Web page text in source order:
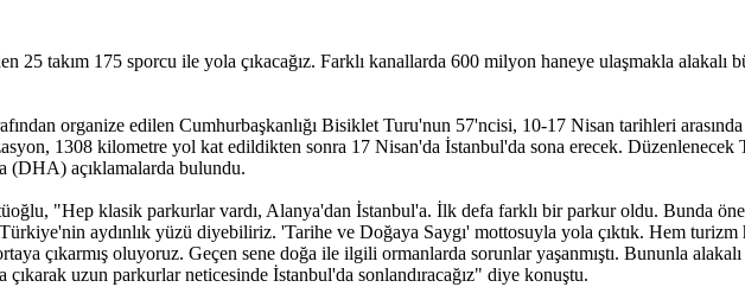
takım 175 sporcu ile yola çıkacağız. Farklı kanallarda 600 milyon haneye ulaşmakla alakalı
organize edilen Cumhurbaşkanlığı Bisiklet Turu'nun 57'ncisi, 10-17 Nisan tarihleri
1308 kilometre yol kat edildikten sonra 17 Nisan'da İstanbul'da sona erecek.
(DHA) açıklamalarda bulundu.
"Hep klasik parkurlar vardı, Alanya'dan İstanbul'a. İlk defa farklı bir parkur oldu. Bunda
aydınlık yüzü diyebiliriz. 'Tarihe ve Doğaya Saygı' mottosuyla yola çıktık. Hem turizm
çıkarmış oluyoruz. Geçen sene doğa ile ilgili ormanlarda sorunlar yaşanmıştı. Bununla
uzun parkurlar neticesinde İstanbul'da sonlandıracağız" diye konuştu.